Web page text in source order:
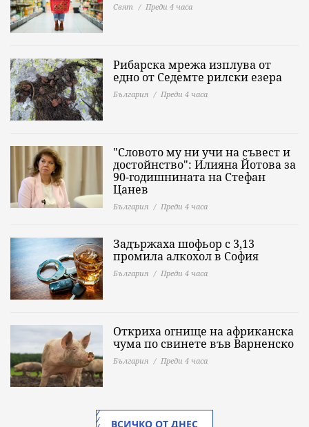
Свят Преди 4 часа
Рибарска мрежа изплува от
едно от Седемте рилски езера
България Преди 4 часа
"Словото му ни учи на съвест и
достойнство": Илияна Йотова за
90-годишнината на Стефан
Цанев
България Преди 4 часа
Задържаха шофьор с 3,13
промила алкохол в София
България Преди 4 часа
Откриха огнище на африканска
чума по свинете във Варненско
България Преди 4 часа
ВСИЧКО ОТ ДНЕС